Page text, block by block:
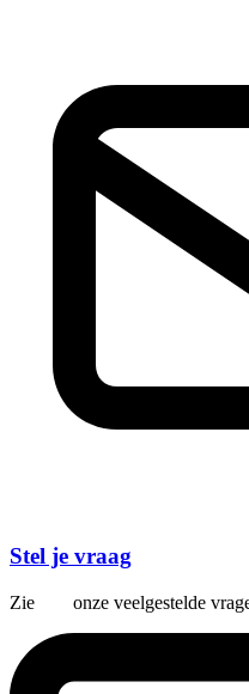
Stel je vraag
Zie onze veelgestelde